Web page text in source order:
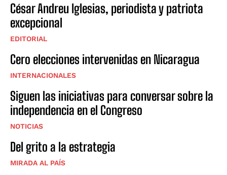
César Andreu Iglesias, periodista y patriota
excepcional
EDITORIAL
Cero elecciones intervenidas en Nicaragua
INTERNACIONALES
Siguen las iniciativas para conversar sobre la
independencia en el Congreso
NOTICIAS
Del grito a la estrategia
MIRADA AL PAÍS